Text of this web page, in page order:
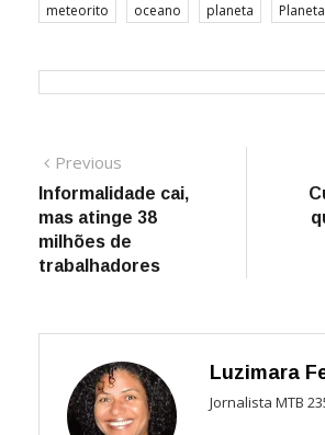
meteorito
oceano planeta
Navegação
de
Post
Previous
post:
Informalidade cai,
mas atinge 38
milhões de
trabalhadores
Luzimara
Jornalista MTB